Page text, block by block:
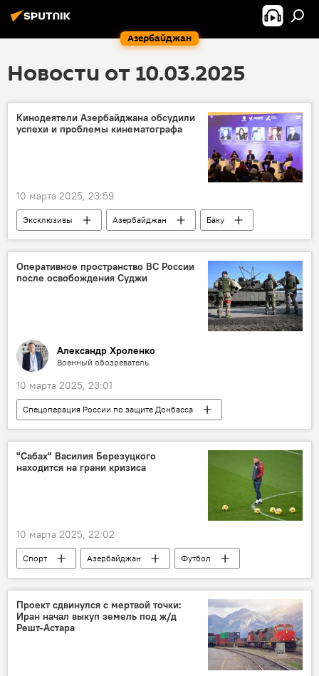
Азербайджан
Новости от 10.03.2025
Кинодеятели Азербайджана обсудили
успехи и проблемы кинематографа
10 марта 2025, 23:59
Эксклюзивы Азербайджан
Баку
Центр Гейдара Алиева
мероприятие
Панельное обсуждение
Искусство
Кинематограф
Оперативное пространство ВС России
после освобождения Суджи
Александр Хроленко
Военный обозреватель
10 марта 2025, 23:01
Спецоперация России по защите Донбасса
Россия
Украина
Спецоперация
СВО
ВСУ разгром
ВС РФ
Танк
БМП
БТР-80
"Сабах" Василия Березуцкого
находится на грани кризиса
10 марта 2025, 22:02
Спорт Азербайджан
Футбол
премьер-лига
российский тренер Василий Березуцкий
ФК "Сабах"
Кризис ФК "Карабах"
Проект сдвинулся с мертвой точки:
Иран начал выкуп земель под ж/д
Решт-Астара